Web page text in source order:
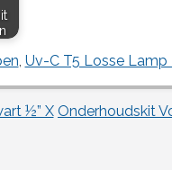
, Uv-C T5 Losse Lamp
½” X Onderhoudskit